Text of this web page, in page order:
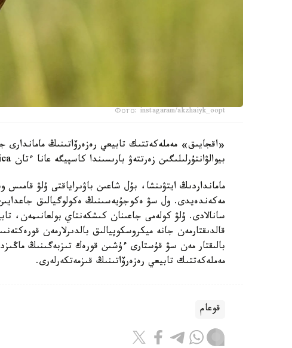
Фото: instagaram/akzhaiyk_oopt
«اقجايىق» مەملەكەتتىك تابيعي رەزەرۆاتىنىڭ
بيوالۋانتۇرلىلىگىن زەرتتەۋ بارىسىندا كاسپيگە عانا ءتان Pyrgohydrobia conica اتتى ۇلۋ ءتۇرىن انىقتادى.
مامانداردىڭ ايتۋىنشا، بۇل شاعىن باۋىراياقتى ۇلۋ
مەكەندەيدى. ول سۋ ەكوجۇيەسىنىڭ ەكولوگيالىق
سانالادى. ۇلۋ كولەمى جاعىنان كىشكەنتاي بولعانىمەن،
قالدىقتارمەن جانە ميكروسكوپيالىق بالدىرلارمەن
بالىقتار مەن سۋ قۇستارى ءۇشىن قورەك تىزبەگىنىڭ
مەملەكەتتىك تابيعي رەزەرۆاتىنىڭ قىزمەتكەرلەرى.
قوعام